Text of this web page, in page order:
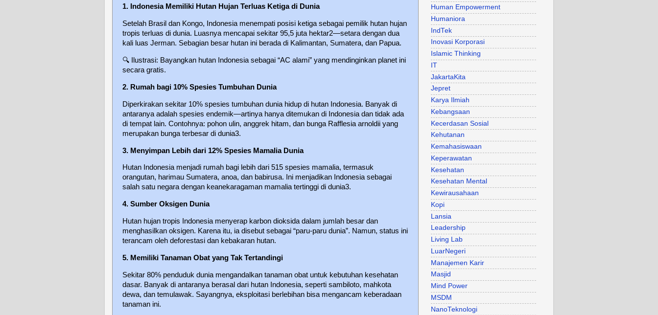
1. Indonesia Memiliki Hutan Hujan Terluas Ketiga di Dunia
Setelah Brasil dan Kongo, Indonesia menempati posisi ketiga sebagai pemilik hutan hujan
tropis terluas di dunia. Luasnya mencapai sekitar 95,5 juta hektar2—setara dengan dua
kali luas Jerman. Sebagian besar hutan ini berada di Kalimantan, Sumatera, dan Papua.
🔍 Ilustrasi: Bayangkan hutan Indonesia sebagai “AC alami” yang mendinginkan planet ini
secara gratis.
2. Rumah bagi 10% Spesies Tumbuhan Dunia
Diperkirakan sekitar 10% spesies tumbuhan dunia hidup di hutan Indonesia. Banyak di
antaranya adalah spesies endemik—artinya hanya ditemukan di Indonesia dan tidak ada
di tempat lain. Contohnya: pohon ulin, anggrek hitam, dan bunga Rafflesia arnoldii yang
merupakan bunga terbesar di dunia3.
3. Menyimpan Lebih dari 12% Spesies Mamalia Dunia
Hutan Indonesia menjadi rumah bagi lebih dari 515 spesies mamalia, termasuk
orangutan, harimau Sumatera, anoa, dan babirusa. Ini menjadikan Indonesia sebagai
salah satu negara dengan keanekaragaman mamalia tertinggi di dunia3.
4. Sumber Oksigen Dunia
Hutan hujan tropis Indonesia menyerap karbon dioksida dalam jumlah besar dan
menghasilkan oksigen. Karena itu, ia disebut sebagai “paru-paru dunia”. Namun, status ini
terancam oleh deforestasi dan kebakaran hutan.
5. Memiliki Tanaman Obat yang Tak Tertandingi
Sekitar 80% penduduk dunia mengandalkan tanaman obat untuk kebutuhan kesehatan
dasar. Banyak di antaranya berasal dari hutan Indonesia, seperti sambiloto, mahkota
dewa, dan temulawak. Sayangnya, eksploitasi berlebihan bisa mengancam keberadaan
tanaman ini.
Human Empowerment
Humaniora
IndTek
Inovasi Korporasi
Islamic Thinking
IT
JakartaKita
Jepret
Karya Ilmiah
Kebangsaan
Kecerdasan Sosial
Kehutanan
Kemahasiswaan
Keperawatan
Kesehatan
Kesehatan Mental
Kewirausahaan
Kopi
Lansia
Leadership
Living Lab
LuarNegeri
Manajemen Karir
Masjid
Mind Power
MSDM
NanoTeknologi